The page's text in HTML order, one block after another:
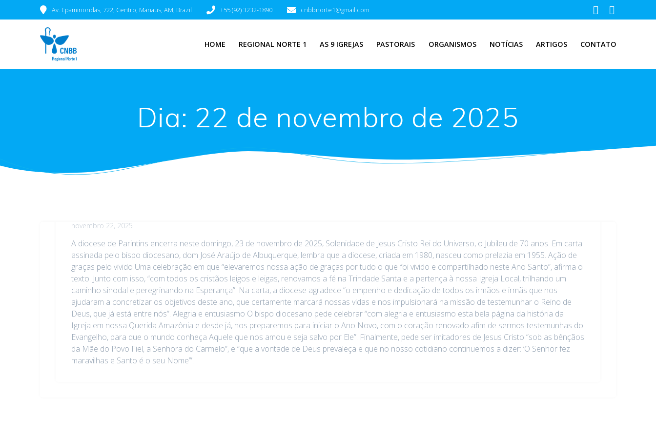
Av. Epaminondas, 722, Centro, Manaus, AM, Brazil +55 (92) 3232-1890 cnbbnorte1@gmail.com
HOME REGIONAL NORTE 1 AS 9 IGREJAS PASTORAIS ORGANISMOS NOTÍCIAS ARTIGOS CONTATO
Dia: 22 de novembro de 2025
novembro 22, 2025
A diocese de Parintins encerra neste domingo, 23 de novembro de 2025, Solenidade de Jesus Cristo Rei do Universo, o Jubileu de 70 anos. Em carta
assinada pelo bispo diocesano, dom José Araújo de Albuquerque, lembra que a diocese, criada em 1980, nasceu como prelazia em 1955. Ação de
graças pelo vivido Uma celebração em que “elevaremos nossa ação de graças por tudo o que foi vivido e compartilhado neste Ano Santo”, afirma o
texto. Junto com isso, “com todos os cristãos leigos e leigas, renovamos a fé na Trindade Santa e a pertença à nossa Igreja Local, trilhando um
caminho sinodal e peregrinando na Esperança”. Na carta, a diocese agradece “o empenho e dedicação de todos os irmãos e irmãs que nos
ajudaram a concretizar os objetivos deste ano, que certamente marcará nossas vidas e nos impulsionará na missão de testemunhar o Reino de
Deus, que já está entre nós”. Alegria e entusiasmo O bispo diocesano pede celebrar “com alegria e entusiasmo esta bela página da história da
Igreja em nossa Querida Amazônia e desde já, nos preparemos para iniciar o Ano Novo, com o coração renovado afim de sermos testemunhas do
Evangelho, para que o mundo conheça Aquele que nos amou e seja salvo por Ele”. Finalmente, pede ser imitadores de Jesus Cristo “sob as bênçãos
da Mãe do Povo Fiel, a Senhora do Carmelo”, e “que a vontade de Deus prevaleça e que no nosso cotidiano continuemos a dizer: ‘O Senhor fez
maravilhas e Santo é o seu Nome’”.